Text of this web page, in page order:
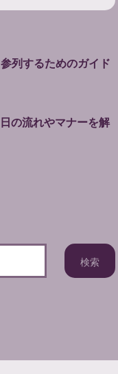
列するためのガイド
の流れやマナーを解